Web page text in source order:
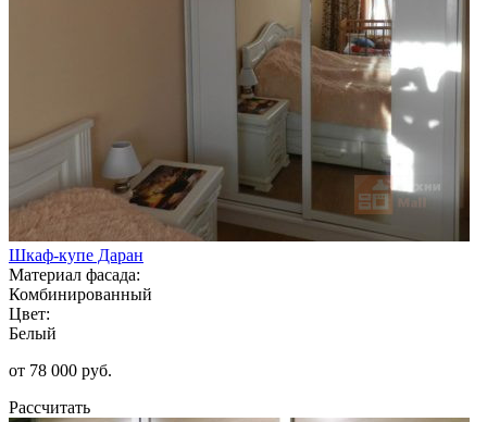
Шкаф-купе Даран
Материал фасада:
Комбинированный
Цвет:
Белый
от 78 000 руб.
Рассчитать